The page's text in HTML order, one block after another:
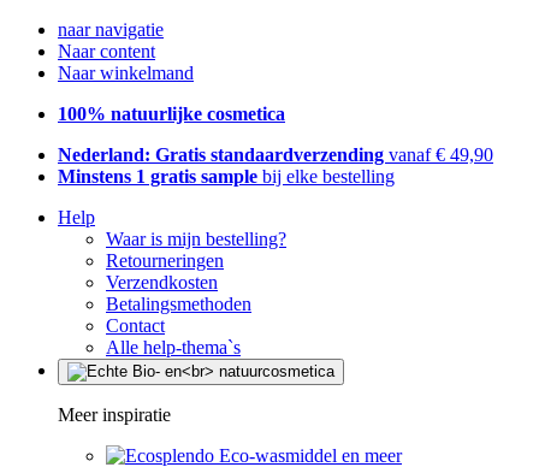
naar navigatie
Naar content
Naar winkelmand
100% natuurlijke cosmetica
Nederland: Gratis standaardverzending vanaf € 49,90
Minstens 1 gratis sample bij elke bestelling
Help
Waar is mijn bestelling?
Retourneringen
Verzendkosten
Betalingsmethoden
Contact
Alle help-thema`s
Meer inspiratie
Eco-wasmiddel en meer